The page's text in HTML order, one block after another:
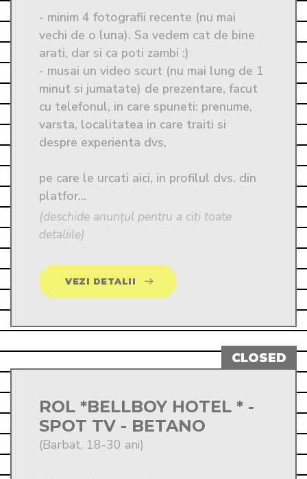
- minim 4 fotografii recente (nu mai
vechi de o luna). Sa vedem cat de bine
arati, dar si ca poti zambi :)
- musai un video scurt (nu mai lung de 1
minut si jumatate) de prezentare, facut
cu telefonul, in care spuneti: prenume,
varsta, localitatea in care traiti si
despre experienta dvs,
pe care le urcati aici, in profilul dvs. din
platfor...
(deschide anunțul pentru a citi toate
detaliile)
VEZI DETALII
ROL *BELLBOY HOTEL * -
SPOT TV - BETANO
(Barbat, 18-30 ani)